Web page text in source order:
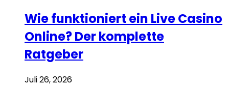
Wie funktioniert ein Live Casino
Online? Der komplette
Ratgeber
Juli 26, 2026